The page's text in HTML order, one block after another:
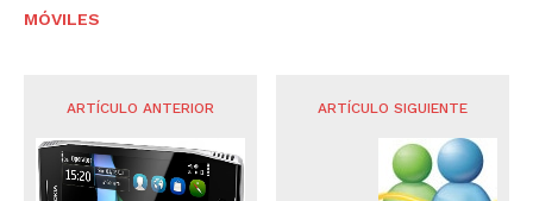
MÓVILES
ARTÍCULO ANTERIOR ARTÍCULO SIGUIENTE